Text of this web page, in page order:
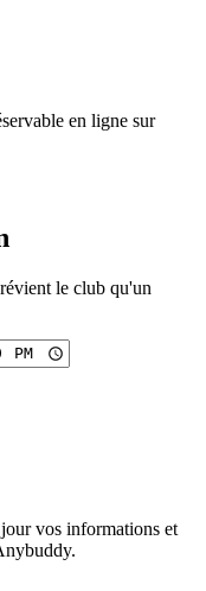
en ligne sur
le club qu'un
vos informations et